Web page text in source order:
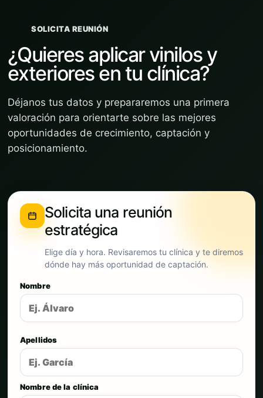
SOLICITA REUNIÓN
¿Quieres aplicar vinilos y
exteriores en tu clínica?
Déjanos tus datos y prepararemos una primera
valoración para orientarte sobre las mejores
oportunidades de crecimiento, captación y
posicionamiento.
Solicita una reunión
estratégica
Elige día y hora. Revisaremos tu clínica y te diremos
dónde hay más oportunidad de captación.
Nombre
Apellidos
Nombre de la clínica